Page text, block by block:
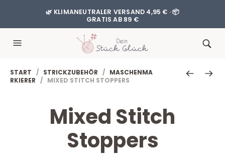
🌿 KLIMANEUTRALER VERSAND 4,95 € · 📦
GRATIS AB 89 €
START / STRICKZUBEHÖR / MASCHENMA
RKIERER / MIXED STITCH STOPPERS
Mixed Stitch
Stoppers